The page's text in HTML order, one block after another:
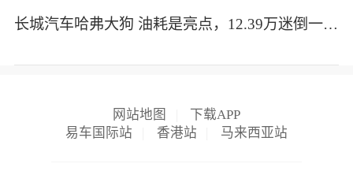
长城汽车哈弗大狗 油耗是亮点，12.39万迷倒一片！
网站地图
下载APP
易车国际站
香港站 马来西亚站